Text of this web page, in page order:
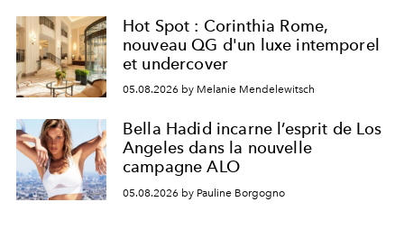
Hot Spot : Corinthia Rome,
nouveau QG d'un luxe intemporel
et undercover
05.08.2026 by Melanie Mendelewitsch
Bella Hadid incarne l’esprit de Los
Angeles dans la nouvelle
campagne ALO
05.08.2026 by Pauline Borgogno